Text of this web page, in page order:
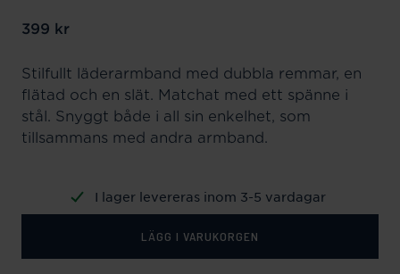
Pris :399 kr
399 kr
Stilfullt läderarmband med dubbla remmar, en
flätad och en slät. Matchat med ett spänne i
stål. Snyggt både i all sin enkelhet, som
tillsammans med andra armband.
I lager levereras inom 3-5 vardagar
LÄGG I VARUKORGEN